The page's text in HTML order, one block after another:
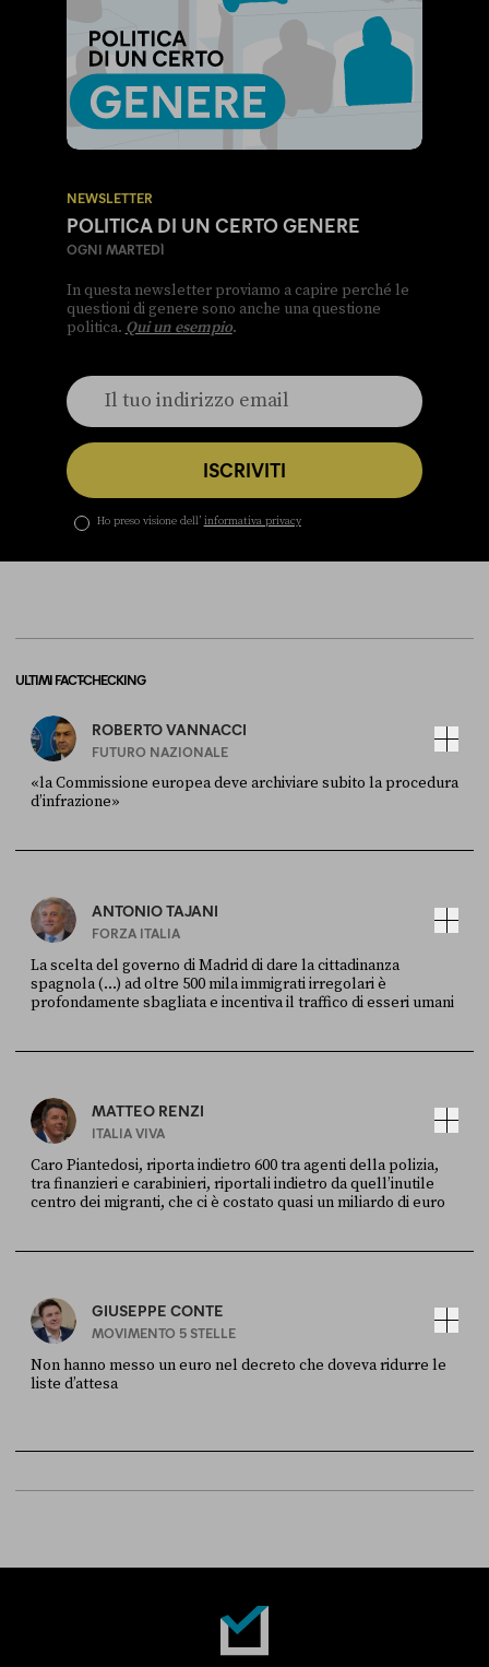
NEWSLETTER
POLITICA DI UN CERTO GENERE
OGNI MARTEDÌ
In questa newsletter proviamo a capire perché le
questioni di genere sono anche una questione
politica. Qui un esempio.
ISCRIVITI
Ho preso visione dell’ informativa privacy
ULTIMI FACT-CHECKING
ROBERTO VANNACCI
FUTURO NAZIONALE
«la Commissione europea deve archiviare subito la procedura
d’infrazione»
ANTONIO TAJANI
FORZA ITALIA
La scelta del governo di Madrid di dare la cittadinanza
spagnola (...) ad oltre 500 mila immigrati irregolari è
profondamente sbagliata e incentiva il traffico di esseri umani
MATTEO RENZI
ITALIA VIVA
Caro Piantedosi, riporta indietro 600 tra agenti della polizia,
tra finanzieri e carabinieri, riportali indietro da quell’inutile
centro dei migranti, che ci è costato quasi un miliardo di euro
GIUSEPPE CONTE
MOVIMENTO 5 STELLE
Non hanno messo un euro nel decreto che doveva ridurre le
liste d’attesa